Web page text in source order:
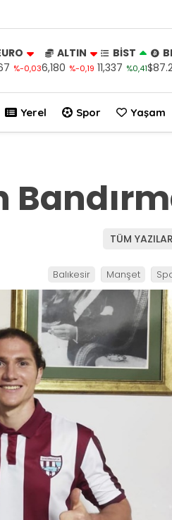
%-0,03
ALTIN
6,180 %-0,19
BİST
11,337 %0,41
Yerel Spor Yaşam
TÜM
Balıkesir Manşet